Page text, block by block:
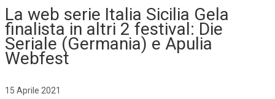
La web serie Italia Sicilia Gela
finalista in altri 2 festival: Die
Seriale (Germania) e Apulia
Webfest
15 Aprile 2021